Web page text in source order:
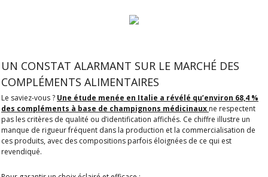
UN CONSTAT ALARMANT SUR LE MARCHÉ DES
COMPLÉMENTS ALIMENTAIRES
Le saviez-vous ? Une étude menée en Italie a révélé qu’environ 68,4 %
des compléments à base de champignons médicinaux ne respectent
pas les critères de qualité ou d’identification affichés. Ce chiffre illustre un
manque de rigueur fréquent dans la production et la commercialisation de
ces produits, avec des compositions parfois éloignées de ce qui est
revendiqué.